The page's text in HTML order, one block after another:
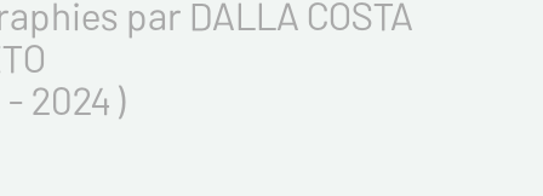
par DALLA COSTA
- 2024 )